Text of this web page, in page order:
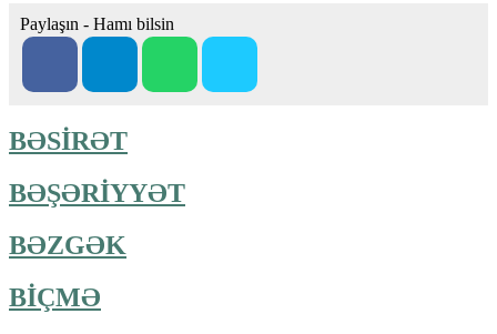
Paylaşın - Hamı bilsin
BƏSİRƏT
BƏŞƏRİYYƏT
BƏZGƏK
BİÇMƏ